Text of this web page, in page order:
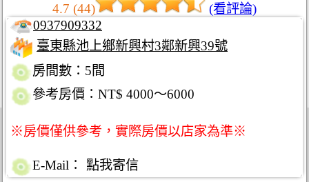
4.7 (44)
(看評論)
0937909332
臺東縣池上鄉新興村3鄰新興39號
房間數：5間
參考房價：NT$ 4000～6000
※房價僅供參考，實際房價以店家為準※
E-Mail： 點我寄信